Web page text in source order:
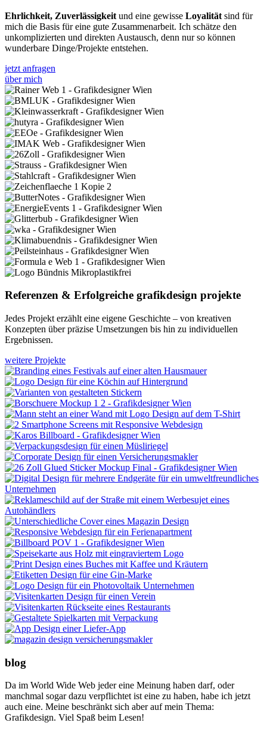
Ehrlichkeit, Zuverlässigkeit und eine gewisse Loyalität sind für
mich die Basis für eine gute Zusammenarbeit. Ich schätze den
unkomplizierten und direkten Austausch, denn nur so können
wunderbare Dinge/Projekte entstehen.
jetzt anfragen
über mich
Referenzen & Erfolgreiche grafikdesign projekte
Jedes Projekt erzählt eine eigene Geschichte – von kreativen
Konzepten über präzise Umsetzungen bis hin zu individuellen
Ergebnissen.
weitere Projekte
blog
Da im World Wide Web jeder eine Meinung haben darf, oder
manchmal sogar dazu verpflichtet ist eine zu haben, habe ich jetzt
auch eine. Meine beschränkt sich aber auf mein Thema:
Grafikdesign. Viel Spaß beim Lesen!